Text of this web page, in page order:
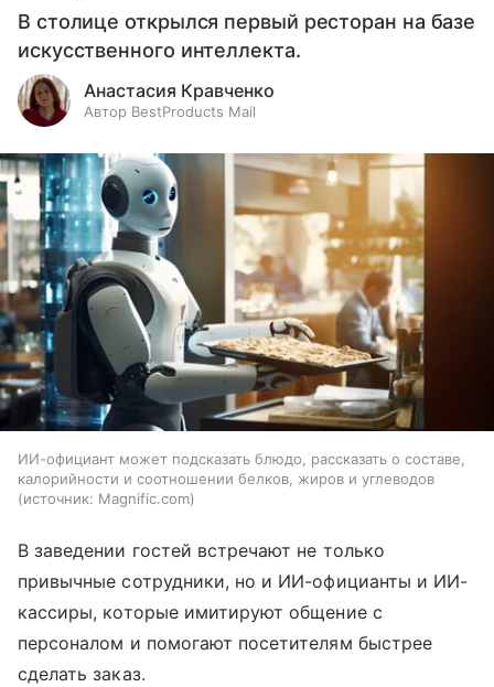
В столице открылся первый ресторан на базе
искусственного интеллекта.
Анастасия Кравченко
Автор BestProducts Mail
ИИ-официант может подсказать блюдо, рассказать о составе,
калорийности и соотношении белков, жиров и углеводов
источник: Magnific.com
В заведении гостей встречают не только
привычные сотрудники, но и ИИ-официанты и ИИ-
кассиры, которые имитируют общение с
персоналом и помогают посетителям быстрее
сделать заказ.